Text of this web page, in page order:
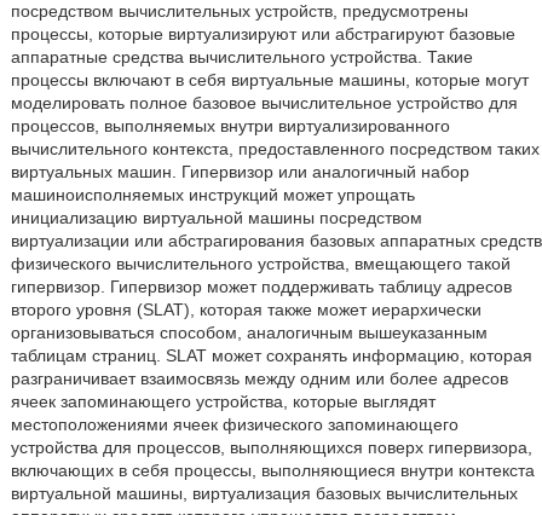
посредством вычислительных устройств, предусмотрены
процессы, которые виртуализируют или абстрагируют базовые
аппаратные средства вычислительного устройства. Такие
процессы включают в себя виртуальные машины, которые могут
моделировать полное базовое вычислительное устройство для
процессов, выполняемых внутри виртуализированного
вычислительного контекста, предоставленного посредством таких
виртуальных машин. Гипервизор или аналогичный набор
машиноисполняемых инструкций может упрощать
инициализацию виртуальной машины посредством
виртуализации или абстрагирования базовых аппаратных средств
физического вычислительного устройства, вмещающего такой
гипервизор. Гипервизор может поддерживать таблицу адресов
второго уровня (SLAT), которая также может иерархически
организовываться способом, аналогичным вышеуказанным
таблицам страниц. SLAT может сохранять информацию, которая
разграничивает взаимосвязь между одним или более адресов
ячеек запоминающего устройства, которые выглядят
местоположениями ячеек физического запоминающего
устройства для процессов, выполняющихся поверх гипервизора,
включающих в себя процессы, выполняющиеся внутри контекста
виртуальной машины, виртуализация базовых вычислительных